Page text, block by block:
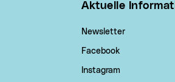
Aktuelle
Newsletter
Facebook
Instagram